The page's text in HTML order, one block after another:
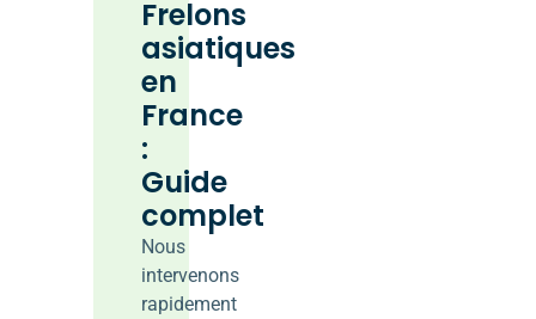
Frelons
asiatiques
en
France
:
Guide
complet
Nous
intervenons
rapidement